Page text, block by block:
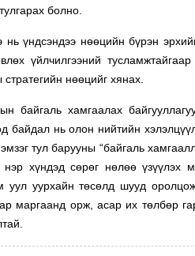
болно.
үндсэндээ нөөцийн бүрэн
үйлчилгээний
нөөцийг хянах.
хамгаалах
нь олон нийтийн
тул барууны “байгаль
хүндэд сөрөг нөлөө үзүүлэх
уул уурхайн төсөлд шууд
маргаанд орж, асар их төлбөр